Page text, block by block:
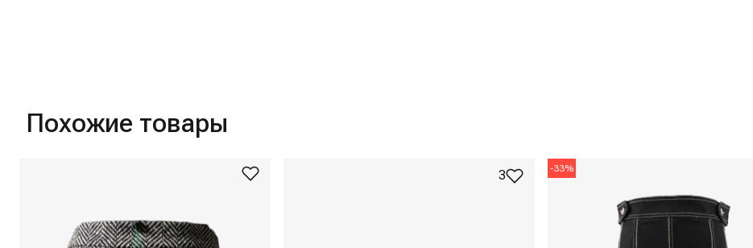
Похожие товары
3 -33%